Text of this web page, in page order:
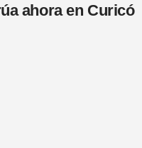
ahora en Curicó